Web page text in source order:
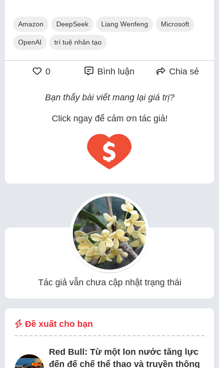
Amazon DeepSeek Liang Wenfeng Microsoft
OpenAI trí tuệ nhân tạo
0 Bình luận Chia sẻ
Bạn thấy bài viết mang lại giá trị?
Click ngay để cảm ơn tác giả!
Tác giả vẫn chưa cập nhật trạng thái
Đề xuất cho bạn
Red Bull: Từ một lon nước tăng lực
đến đế chế thể thao và truyền thông